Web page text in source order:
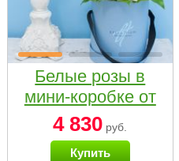
Белые розы в
мини-коробке от
Bella Fiori
4 830 руб.
Купить